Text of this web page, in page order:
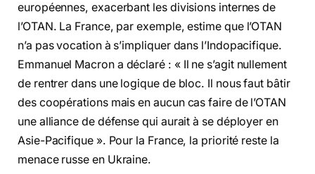
européennes, exacerbant les divisions internes de
l’OTAN. La France, par exemple, estime que l’OTAN
n’a pas vocation à s’impliquer dans l’Indopacifique.
Emmanuel Macron a déclaré : « Il ne s’agit nullement
de rentrer dans une logique de bloc. Il nous faut bâtir
des coopérations mais en aucun cas faire de l’OTAN
une alliance de défense qui aurait à se déployer en
Asie-Pacifique ». Pour la France, la priorité reste la
menace russe en Ukraine.